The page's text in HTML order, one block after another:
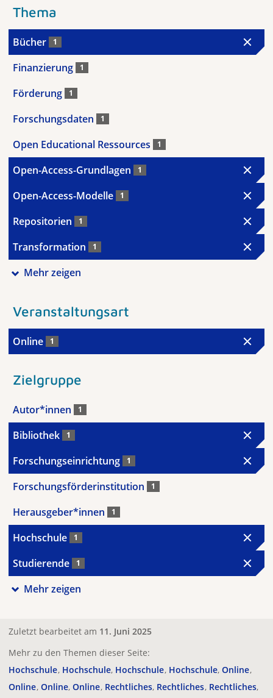
Thema
Bücher 1
Finanzierung 1
Förderung 1
Forschungsdaten 1
Open Educational Ressources 1
Open-Access-Grundlagen 1
Open-Access-Modelle 1
Repositorien 1
Transformation 1
Mehr zeigen
Veranstaltungsart
Online 1
Zielgruppe
Autor*innen 1
Bibliothek 1
Forschungseinrichtung 1
Forschungsförderinstitution 1
Herausgeber*innen 1
Hochschule 1
Studierende 1
Mehr zeigen
Zuletzt bearbeitet am 11. Juni 2025
Mehr zu den Themen dieser Seite:
Hochschule Hochschule Hochschule Hochschule Online
Online Online Online Rechtliches Rechtliches Rechtliches